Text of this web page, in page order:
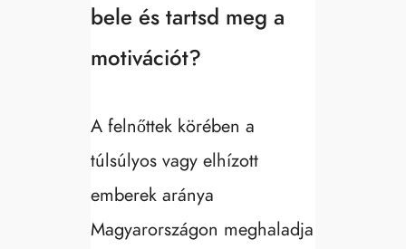
bele és tartsd meg a
motivációt?
A felnőttek körében a
túlsúlyos vagy elhízott
emberek aránya
Magyarországon meghaladja